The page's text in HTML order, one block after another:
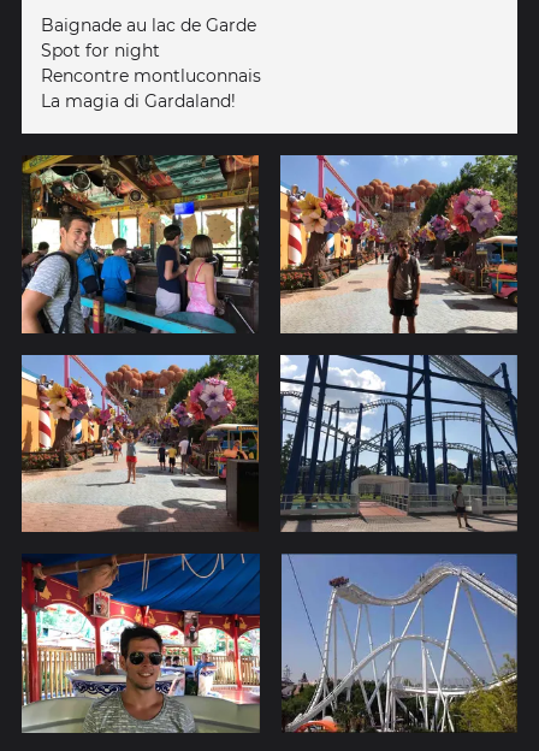
Baignade au lac de Garde
Spot for night
Rencontre montluconnais
La magia di Gardaland!